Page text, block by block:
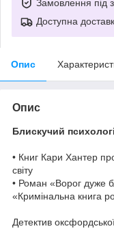
Замовлення під
Доступна
Опис
Опис
Блискучий
• Книг Кари Хантер
світу
• Роман «Ворог дуже
«Кримінальна книга
Детектив